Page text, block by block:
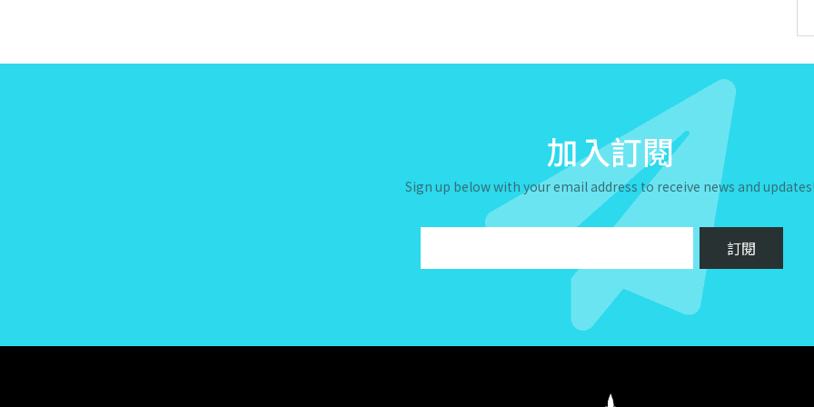
加入訂閱
Sign up below with your email address to receive news and